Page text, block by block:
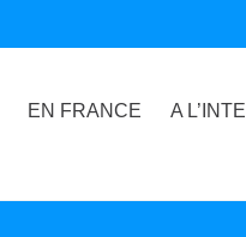
EN FRANCE A